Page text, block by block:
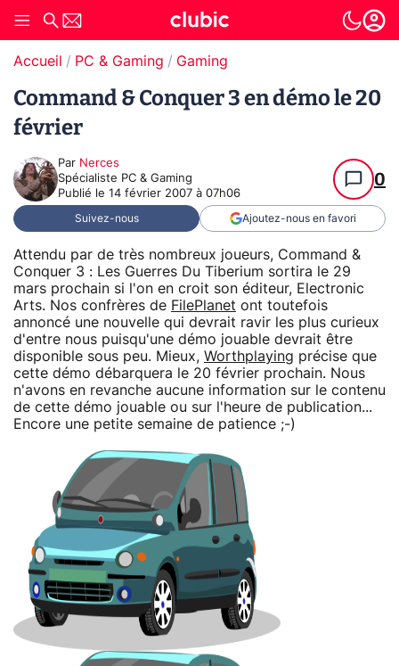
Accueil PC & Gaming Gaming
Command & Conquer 3 en démo le 20
février
Par Nerces
Spécialiste PC & Gaming
Publié le 14 février 2007 à 07h06
0
Suivez-nous Ajoutez-nous en favori
Attendu par de très nombreux joueurs, Command &
Conquer 3 : Les Guerres Du Tiberium sortira le 29
mars prochain si l'on en croit son éditeur, Electronic
Arts. Nos confrères de FilePlanet ont toutefois
annoncé une nouvelle qui devrait ravir les plus curieux
d'entre nous puisqu'une démo jouable devrait être
disponible sous peu. Mieux, Worthplaying précise que
cette démo débarquera le 20 février prochain. Nous
n'avons en revanche aucune information sur le contenu
de cette démo jouable ou sur l'heure de publication...
Encore une petite semaine de patience ;-)